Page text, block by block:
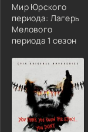
Мир Юрского
периода: Лагерь
Мелового
периода 1 сезон